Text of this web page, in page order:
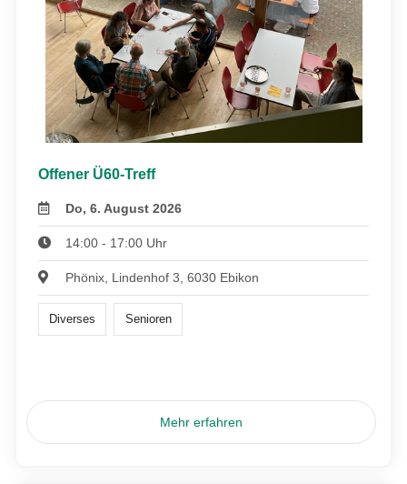
Offener Ü60-Treff
Do, 6. August 2026
14:00 - 17:00 Uhr
Phönix, Lindenhof 3, 6030 Ebikon
Diverses Senioren
Mehr erfahren